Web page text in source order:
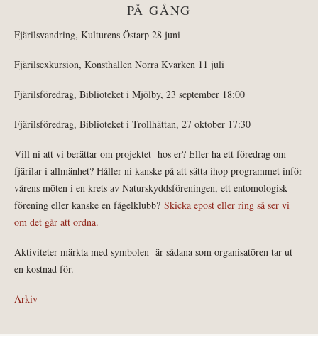
PÅ GÅNG
Fjärilsvandring, Kulturens Östarp 28 juni
Fjärilsexkursion, Konsthallen Norra Kvarken 11 juli
Fjärilsföredrag, Biblioteket i Mjölby, 23 september 18:00
Fjärilsföredrag, Biblioteket i Trollhättan, 27 oktober 17:30
Vill ni att vi berättar om projektet hos er? Eller ha ett föredrag om
fjärilar i allmänhet? Håller ni kanske på att sätta ihop programmet inför
vårens möten i en krets av Naturskyddsföreningen, ett entomologisk
förening eller kanske en fågelklubb? Skicka epost eller ring så ser vi
om det går att ordna.
Aktiviteter märkta med symbolen är sådana som organisatören tar ut
en kostnad för.
Arkiv